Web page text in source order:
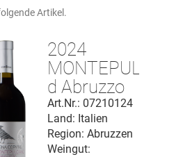
Artikel.
2024
MONTEPULCIANO
d Abruzzo
D.O.P. Linea
Vigna
Corvino
Art.Nr.: 07210124
Weingut:
Land: Italien
Region: Abruzzen